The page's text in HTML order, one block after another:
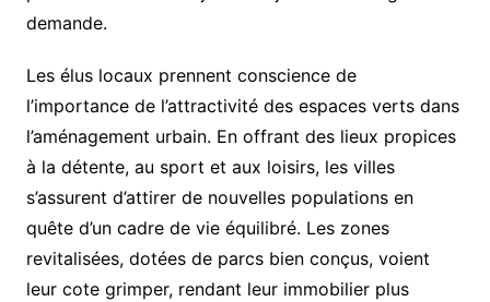
demande.
Les élus locaux prennent conscience de
l’importance de l’attractivité des espaces verts dans
l’aménagement urbain. En offrant des lieux propices
à la détente, au sport et aux loisirs, les villes
s’assurent d’attirer de nouvelles populations en
quête d’un cadre de vie équilibré. Les zones
revitalisées, dotées de parcs bien conçus, voient
leur cote grimper, rendant leur immobilier plus